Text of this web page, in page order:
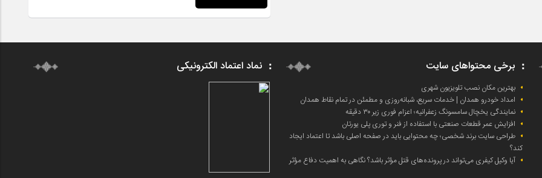
برخی محتواهای سایت
بهترین مکان نصب تلویزیون شهری
امداد خودرو همدان | خدمات سریع، شبانه‌روزی و مطمئن در تمام نقاط همدان
نمایندگی یخچال سامسونگ زعفرانیه؛ اعزام فوری زیر ۳۰ دقیقه
افزایش عمر قطعات صنعتی با استفاده از فنر و توری پلی یورتان
طراحی سایت برند شخصی؛ چه محتوایی باید در صفحه اصلی باشد تا اعتماد ایجاد
کند؟
آیا وکیل کیفری می‌تواند در پرونده‌های قتل مؤثر باشد؟ نگاهی به اهمیت دفاع مؤثر
نماد اعتماد الکترونیکی